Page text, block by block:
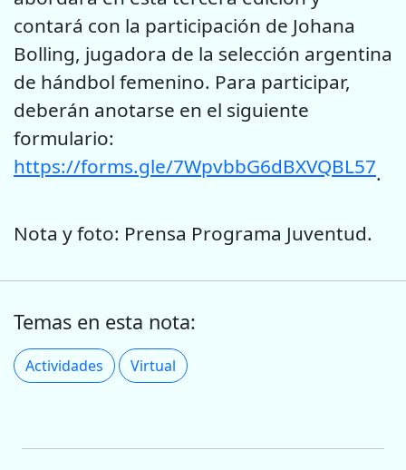
contará con la participación de Johana
Bolling, jugadora de la selección argentina
de hándbol femenino. Para participar,
deberán anotarse en el siguiente
formulario:
https://forms.gle/7WpvbbG6dBXVQBL57.
Nota y foto: Prensa Programa Juventud.
Temas en esta nota:
Actividades Virtual